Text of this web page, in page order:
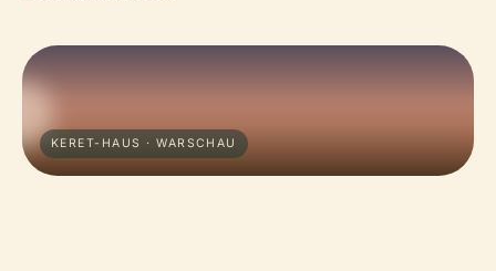
KERET-HAUS · WARSCHAU